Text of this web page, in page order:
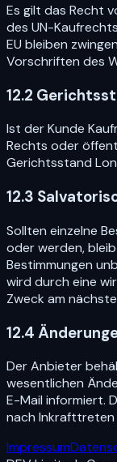
Es gilt das Recht
des UN-
EU bleiben
Vorschriften des
12.2
Ist der Kunde
Rechts oder
Gerichtsstand
12.3
Sollten einzelne
oder werden,
Bestimmungen
wird durch eine
Zweck am
12.4
Der Anbieter
wesentlichen
E-Mail informiert.
nach Inkrafttreten
Impressum